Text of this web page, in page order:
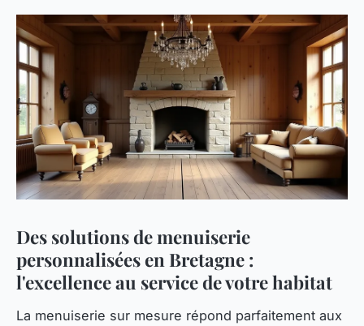
Des solutions de menuiserie
personnalisées en Bretagne :
l'excellence au service de votre habitat
La menuiserie sur mesure répond parfaitement aux